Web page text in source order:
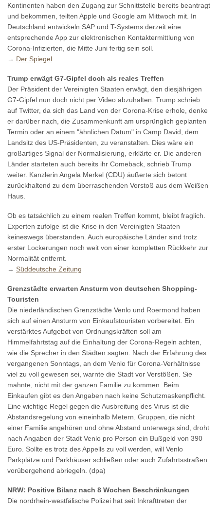
Kontinenten haben den Zugang zur Schnittstelle bereits beantragt
und bekommen, teilten Apple und Google am Mittwoch mit. In
Deutschland entwickeln SAP und T-Systems derzeit eine
entsprechende App zur elektronischen Kontaktermittlung von
Corona-Infizierten, die Mitte Juni fertig sein soll.
→ Der Spiegel
Trump erwägt G7-Gipfel doch als reales Treffen
Der Präsident der Vereinigten Staaten erwägt, den diesjährigen
G7-Gipfel nun doch nicht per Video abzuhalten. Trump schrieb
auf Twitter, da sich das Land von der Corona-Krise erhole, denke
er darüber nach, die Zusammenkunft am ursprünglich geplanten
Termin oder an einem "ähnlichen Datum" in Camp David, dem
Landsitz des US-Präsidenten, zu veranstalten. Dies wäre ein
großartiges Signal der Normalisierung, erklärte er. Die anderen
Länder starteten auch bereits ihr Comeback, schrieb Trump
weiter. Kanzlerin Angela Merkel (CDU) äußerte sich betont
zurückhaltend zu dem überraschenden Vorstoß aus dem Weißen
Haus.
Ob es tatsächlich zu einem realen Treffen kommt, bleibt fraglich.
Experten zufolge ist die Krise in den Vereinigten Staaten
keineswegs überstanden. Auch europäische Länder sind trotz
erster Lockerungen noch weit von einer kompletten Rückkehr zur
Normalität entfernt.
→ Süddeutsche Zeitung
Grenzstädte erwarten Ansturm von deutschen Shopping-
Touristen
Die niederländischen Grenzstädte Venlo und Roermond haben
sich auf einen Ansturm von Einkaufstouristen vorbereitet. Ein
verstärktes Aufgebot von Ordnungskräften soll am
Himmelfahrtstag auf die Einhaltung der Corona-Regeln achten,
wie die Sprecher in den Städten sagten. Nach der Erfahrung des
vergangenen Sonntags, an dem Venlo für Corona-Verhältnisse
viel zu voll gewesen sei, warnte die Stadt vor Verstößen. Sie
mahnte, nicht mit der ganzen Familie zu kommen. Beim
Einkaufen gibt es den Angaben nach keine Schutzmaskenpflicht.
Eine wichtige Regel gegen die Ausbreitung des Virus ist die
Abstandsregelung von eineinhalb Metern. Gruppen, die nicht
einer Familie angehören und ohne Abstand unterwegs sind, droht
nach Angaben der Stadt Venlo pro Person ein Bußgeld von 390
Euro. Sollte es trotz des Appells zu voll werden, will Venlo
Parkplätze und Parkhäuser schließen oder auch Zufahrtsstraßen
vorübergehend abriegeln. (dpa)
NRW: Positive Bilanz nach 8 Wochen Beschränkungen
Die nordrhein-westfälische Polizei hat seit Inkrafttreten der